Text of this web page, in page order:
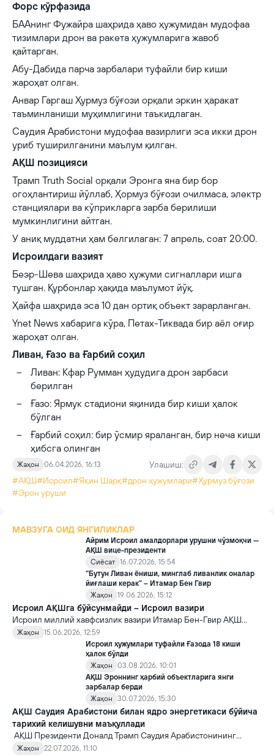
Форс кўрфазида
БААнинг Фужайра шаҳрида ҳаво ҳужумидан мудофаа
тизимлари дрон ва ракета ҳужумларига жавоб
қайтарган.
Абу-Дабида парча зарбалари туфайли бир киши
жароҳат олган.
Анвар Гаргаш Ҳурмуз бўғози орқали эркин ҳаракат
таъминланиши муҳимлигини таъкидлаган.
Саудия Арабистони мудофаа вазирлиги эса икки дрон
уриб туширилганини маълум қилган.
АҚШ позицияси
Трамп Truth Social орқали Эронга яна бир бор
огоҳлантириш йўллаб, Ҳормуз бўғози очилмаса, электр
станциялари ва кўприкларга зарба берилиши
мумкинлигини айтган.
У аниқ муддатни ҳам белгилаган: 7 апрель, соат 20:00.
Исроилдаги вазият
Беэр-Шева шаҳрида ҳаво ҳужуми сигналлари ишга
тушган. Қурбонлар ҳақида маълумот йўқ.
Ҳайфа шаҳрида эса 10 дан ортиқ объект зарарланган.
Ynet News хабарига кўра, Петах-Тиквада бир аёл оғир
жароҳат олган.
Ливан, Ғазо ва Ғарбий соҳил
Ливан: Кфар Румман ҳудудига дрон зарбаси
берилган
Ғазо: Ярмук стадиони яқинида бир киши ҳалок
бўлган
Ғарбий соҳил: бир ўсмир яраланган, бир неча киши
ҳибсга олинган
Жаҳон 06.04.2026, 16:13
Улашиш:
#АҚШ#Исроил#Яқин Шарқ#дрон ҳужумлари#Ҳурмуз бўғози
#Эрон уруши
МАВЗУГА ОИД ЯНГИЛИКЛАР
Айрим Исроил амалдорлари урушни чўзмоқчи —
АҚШ вице-президенти
Сиёсат 16.07.2026, 15:54
“Бутун Ливан ёниши, минглаб ливанлик оналар
йиғлаши керак” – Итамар Бен Гвир
Жаҳон
19.06.2026, 15:12
Исроил АҚШга бўйсунмайди – Исроил вазири
Исроил миллий хавфсизлик вазири Итамар Бен-Гвир АҚШ
билан эҳтимолий келишувлар юзасидан кескин баёнот бериб,
Исроил ташқи босимлар остида қарор қабул қилмаслигини
Жаҳон
15.06.2026, 12:59
Исроил ҳужумлари туфайли Ғазода 18 киши
ҳалок бўлди
Жаҳон
03.08.2026, 10:01
АҚШ Эроннинг ҳарбий объектларига янги
зарбалар берди
Жаҳон
30.07.2026, 15:30
АҚШ Саудия Арабистони билан ядро энергетикаси бўйича
тарихий келишувни маъқуллади
АҚШ Президенти Доналд Трамп Саудия Арабистонининг
фуқаролик ядро энергетикаси дастурини ривожлантиришга
Жаҳон 22.07.2026, 11:10